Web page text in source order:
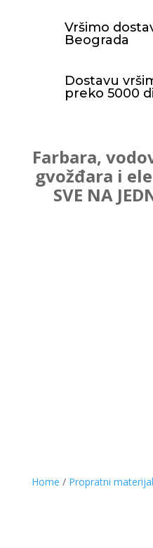
Vršimo
Beograda
Dostavu
preko 5000
Farbara,
gvožđara i
SVE NA
Home / Propratni materijal